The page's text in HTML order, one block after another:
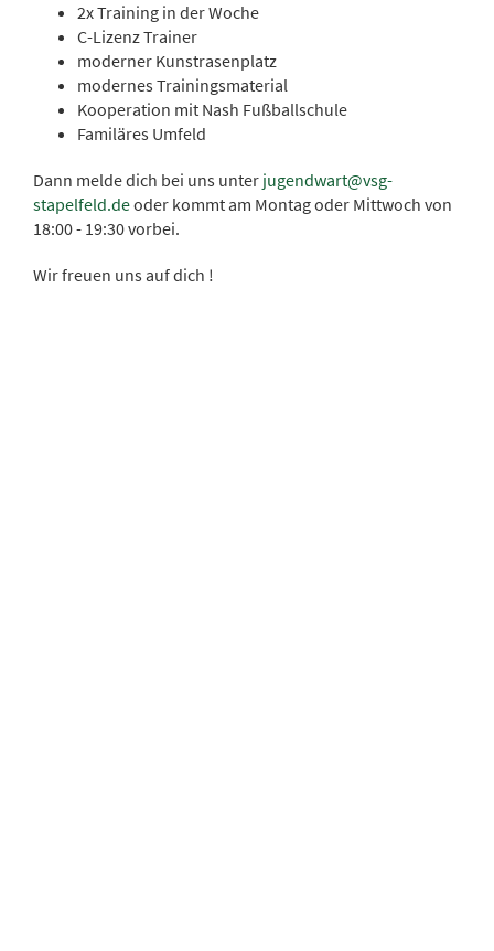
2x Training in der Woche
C-Lizenz Trainer
moderner Kunstrasenplatz
modernes Trainingsmaterial
Kooperation mit Nash Fußballschule
Familäres Umfeld
Dann melde dich bei uns unter jugendwart@vsg-
stapelfeld.deoder kommt am Montag oder Mittwoch von
18:00 - 19:30 vorbei.
Wir freuen uns auf dich !